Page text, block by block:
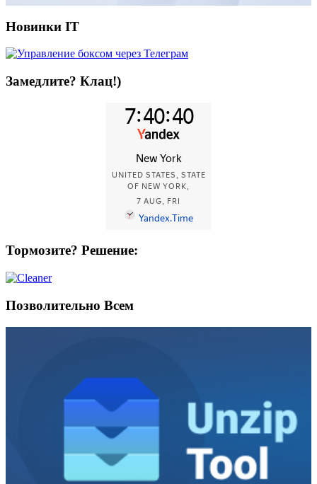
Новинки IT
Замедлите? Клац!)
Тормозите? Решение:
Позволительно Всем